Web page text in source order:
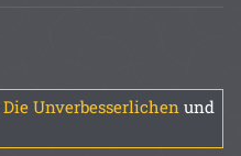
Die Unverbesserlichen und